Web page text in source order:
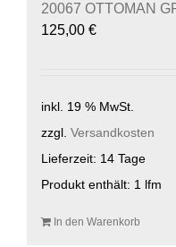
20067 OTTOMAN
125,00 €
inkl. 19 % MwSt.
zzgl. Versandkosten
Lieferzeit: 14 Tage
Produkt enthält: 1 lfm
In den Warenkorb